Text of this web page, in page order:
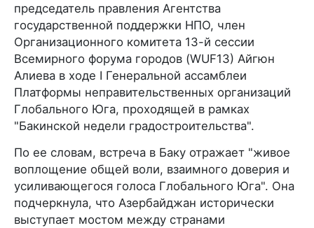
председатель правления Агентства
государственной поддержки НПО, член
Организационного комитета 13-й сессии
Всемирного форума городов (WUF13) Айгюн
Алиева в ходе I Генеральной ассамблеи
Платформы неправительственных организаций
Глобального Юга, проходящей в рамках
"Бакинской недели градостроительства".
По ее словам, встреча в Баку отражает "живое
воплощение общей воли, взаимного доверия и
усиливающегося голоса Глобального Юга". Она
подчеркнула, что Азербайджан исторически
выступает мостом между странами